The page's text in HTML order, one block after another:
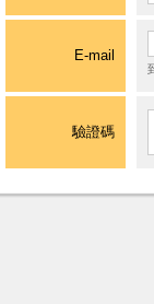
E-mail
驗證碼